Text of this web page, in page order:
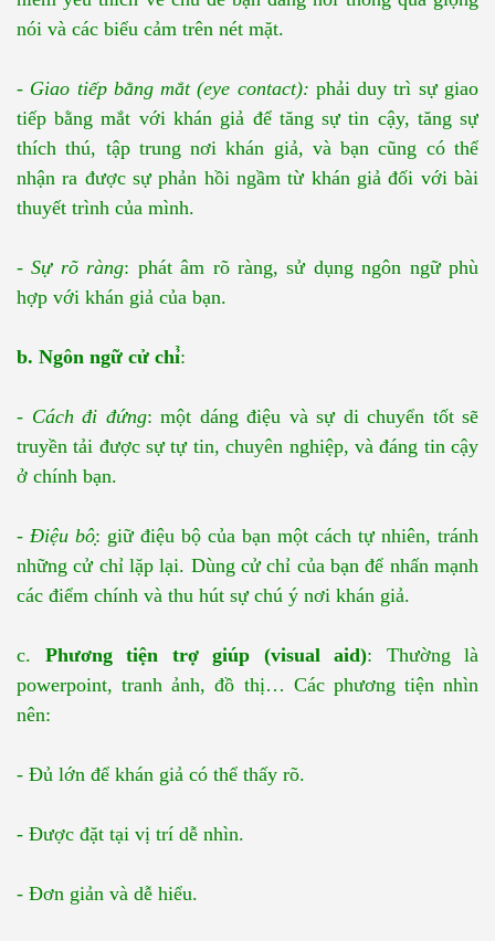
nói và các biểu cảm trên nét mặt.
- Giao tiếp bằng mắt (eye contact): phải duy trì sự giao
tiếp bằng mắt với khán giả để tăng sự tin cậy, tăng sự
thích thú, tập trung nơi khán giả, và bạn cũng có thể
nhận ra được sự phản hồi ngầm từ khán giả đối với bài
thuyết trình của mình.
-Sự rõ ràng: phát âm rõ ràng, sử dụng ngôn ngữ phù
hợp với khán giả của bạn.
b. Ngôn ngữ cử chỉ̉:
- Cách đi đứng: một dáng điệu và sự di chuyển tốt sẽ
truyền tải được sự tự tin, chuyên nghiệp, và đáng tin cậy
ở chính bạn.
- Điệu bộ: giữ điệu bộ của bạn một cách tự nhiên, tránh
những cử chỉ lặp lại. Dùng cử chỉ của bạn để nhấn mạnh
các điểm chính và thu hút sự chú ý nơi khán giả.
c. Phương tiện trợ giúp (visual aid): Thường là
powerpoint, tranh ảnh, đồ thị… Các phương tiện nhìn
nên:
- Đủ lớn để khán giả có thể thấy rõ.
- Được đặt tại vị trí dễ nhìn.
- Đơn giản và dễ hiểu.